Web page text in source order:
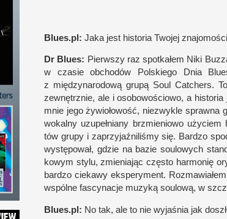
Blues​.pl: Jaka jest historia Twojej znajomo­ści
Dr Blues: Pierw­szy raz spo­tkałem Niki
w czasie obchodów Pol­skiego Dnia
z międzynarodową grupą Soul Cat­chers.
zewnętrz­nie, ale i osobowo­ściowo,a historia
mnie jego żywiołowość, nie­zwykle sprawna
wokalny uzupeł­niany brzmieniowo
tów grupy i zaprzyjaź­niliśmy się. Bar­dzo
występował, gdzie na bazie soulowych
kowym stylu, zmieniając często har­monię
bar­dzo ciekawy eks­peryment. Roz­mawiałem
wspólne fascynacje muzyką soulową, w s
Blues​.pl: No tak, ale to nie wyjaśnia jak